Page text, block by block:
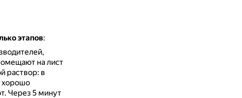
этапов:
на лист
раствор: в
хорошо
Через 5 минут